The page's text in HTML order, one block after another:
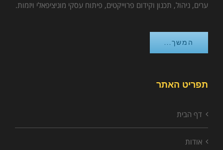
ערים, ניהול, תכנון וקידום פרוייקטים, פיתוח עסקי מוניציפאלי ויזמות.
המשך...
תפריט האתר
דף הבית
אודות